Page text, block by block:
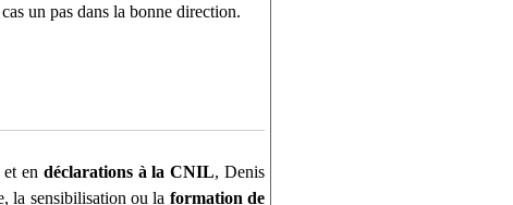
un pas dans la bonne direction.
et en déclarations à la CNIL, Denis
la sensibilisation ou la formation de